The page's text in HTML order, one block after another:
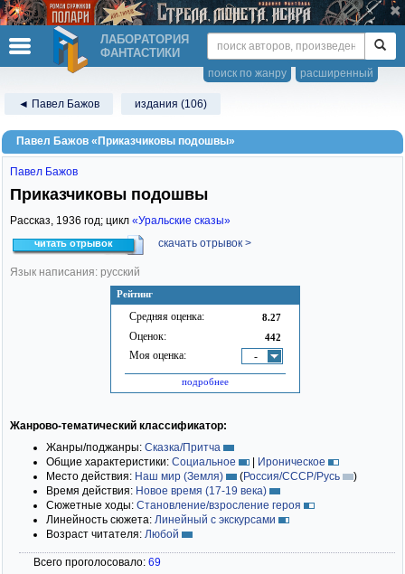
ЛАБОРАТОРИЯ
ФАНТАСТИКИ
расширенный
поиск по жанру
◄ Павел Бажов издания (106)
Павел Бажов «Приказчиковы подошвы»
Рейтинг
Средняя оценка: 8.27
Оценок: 442
Моя оценка: -
подробнее
Павел Бажов
Приказчиковы подошвы
Рассказ, 1936 год; цикл «Уральские сказы»
читать отрывок скачать отрывок >
Язык написания: русский
Жанрово-тематический классификатор:
Жанры/поджанры: Сказка/Притча
Общие характеристики: Социальное | Ироническое
Место действия: Наш мир (Земля) (Россия/СССР/Русь
)
Время действия: Новое время (17-19 века)
Сюжетные ходы: Становление/взросление героя
Линейность сюжета: Линейный с экскурсами
Возраст читателя: Любой
Всего проголосовало: 69